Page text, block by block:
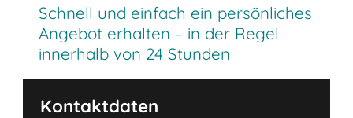
Schnell und einfach ein persönliches
Angebot erhalten – in der Regel
innerhalb von 24 Stunden
Kontaktdaten